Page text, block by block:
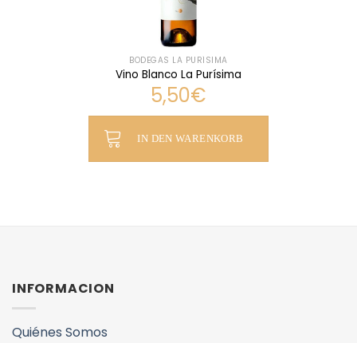
BODEGAS LA PURÍSIMA
Vino Blanco La Purísima
5,50€
IN DEN WARENKORB
INFORMACION
Quiénes Somos